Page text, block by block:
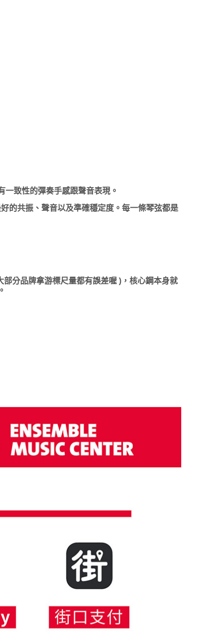
致性的彈奏手感跟聲音表現。
的共振、聲音以及準確穩定度。每一條琴弦都是
分品牌拿游標尺量都有誤差喔 )，核心鋼本身就